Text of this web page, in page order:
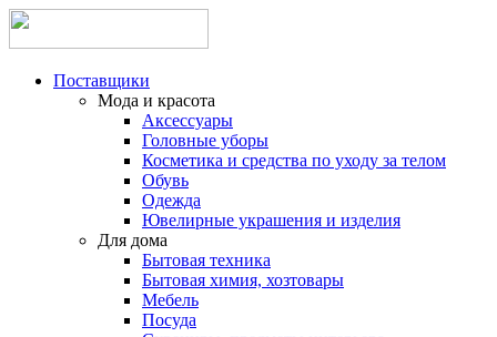
Поставщики
Мода и красота
Аксессуары
Головные уборы
Косметика и средства по уходу за телом
Обувь
Одежда
Ювелирные украшения и изделия
Для дома
Бытовая техника
Бытовая химия, хозтовары
Мебель
Посуда